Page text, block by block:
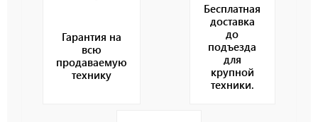
Гарантия на
всю
продаваемую
технику
Бесплатная
доставка
до
подъезда
для
крупной
техники.